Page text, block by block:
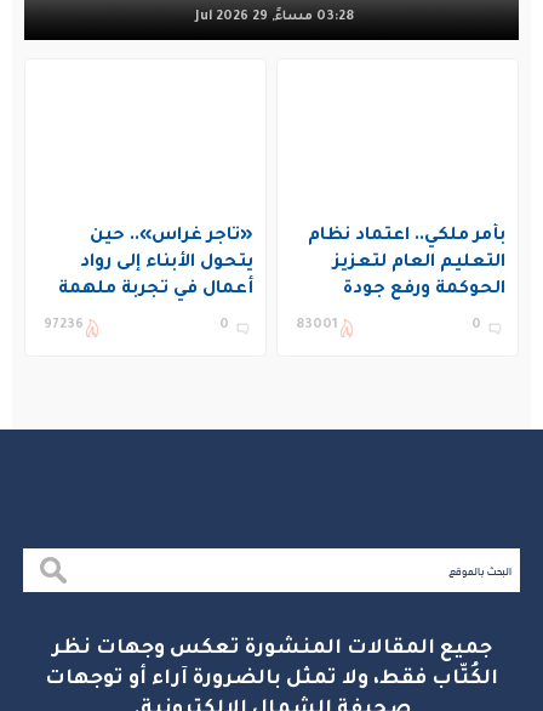
03:28 مساءً, 29 Jul 2026
بأمر ملكي.. اعتماد نظام
التعليم العام لتعزيز
الحوكمة ورفع جودة
التعليم في المملكة
0
83001
«تاجر غراس».. حين
يتحول الأبناء إلى رواد
أعمال في تجربة ملهمة
بنادي غراس الصيفي
0
97236
جميع المقالات المنشورة تعكس وجهات نظر
الكُتّاب فقط، ولا تمثل بالضرورة آراء أو توجهات